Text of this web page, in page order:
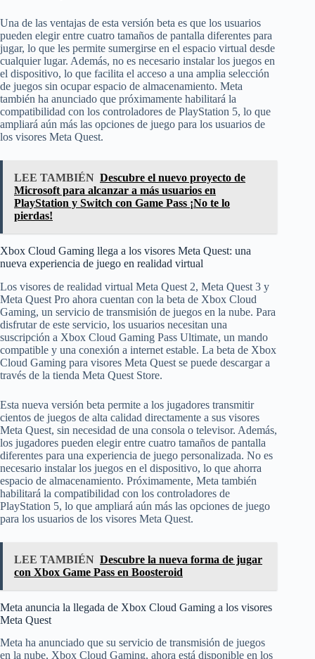
Una de las ventajas de esta versión beta es que los usuarios
pueden elegir entre cuatro tamaños de pantalla diferentes para
jugar, lo que les permite sumergirse en el espacio virtual desde
cualquier lugar. Además, no es necesario instalar los juegos en
el dispositivo, lo que facilita el acceso a una amplia selección
de juegos sin ocupar espacio de almacenamiento. Meta
también ha anunciado que próximamente habilitará la
compatibilidad con los controladores de PlayStation 5, lo que
ampliará aún más las opciones de juego para los usuarios de
los visores Meta Quest.
LEE TAMBIÉN Descubre el nuevo proyecto de
Microsoft para alcanzar a más usuarios en
PlayStation y Switch con Game Pass ¡No te lo
pierdas!
Xbox Cloud Gaming llega a los visores Meta Quest: una
nueva experiencia de juego en realidad virtual
Los visores de realidad virtual Meta Quest 2, Meta Quest 3 y
Meta Quest Pro ahora cuentan con la beta de Xbox Cloud
Gaming, un servicio de transmisión de juegos en la nube. Para
disfrutar de este servicio, los usuarios necesitan una
suscripción a Xbox Cloud Gaming Pass Ultimate, un mando
compatible y una conexión a internet estable. La beta de Xbox
Cloud Gaming para visores Meta Quest se puede descargar a
través de la tienda Meta Quest Store.
Esta nueva versión beta permite a los jugadores transmitir
cientos de juegos de alta calidad directamente a sus visores
Meta Quest, sin necesidad de una consola o televisor. Además,
los jugadores pueden elegir entre cuatro tamaños de pantalla
diferentes para una experiencia de juego personalizada. No es
necesario instalar los juegos en el dispositivo, lo que ahorra
espacio de almacenamiento. Próximamente, Meta también
habilitará la compatibilidad con los controladores de
PlayStation 5, lo que ampliará aún más las opciones de juego
para los usuarios de los visores Meta Quest.
LEE TAMBIÉN Descubre la nueva forma de jugar
con Xbox Game Pass en Boosteroid
Meta anuncia la llegada de Xbox Cloud Gaming a los visores
Meta Quest
Meta ha anunciado que su servicio de transmisión de juegos
en la nube, Xbox Cloud Gaming, ahora está disponible en los